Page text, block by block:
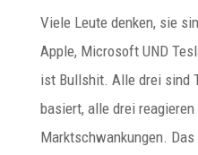
Viele Leute denken, sie
Apple, Microsoft UND
ist Bullshit. Alle drei sind
basiert, alle drei
Marktschwankungen.